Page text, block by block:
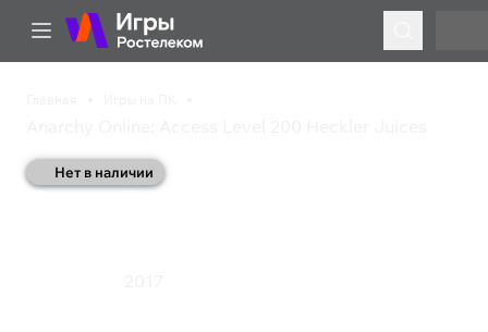
Нет в наличии
Anarchy Online: Access